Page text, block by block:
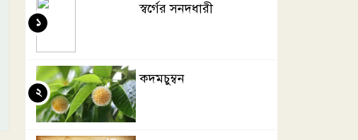
স্বর্গের সনদধারী
১
কদমচুম্বন
২